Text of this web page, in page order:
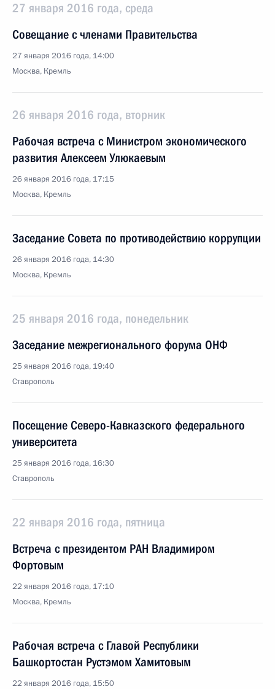
27 января 2016 года, среда
Совещание с членами Правительства
27 января 2016 года, 14:00
Москва, Кремль
26 января 2016 года, вторник
Рабочая встреча с Министром экономического
развития Алексеем Улюкаевым
26 января 2016 года, 17:15
Москва, Кремль
Заседание Совета по противодействию коррупции
26 января 2016 года, 14:30
Москва, Кремль
25 января 2016 года, понедельник
Заседание межрегионального форума ОНФ
25 января 2016 года, 19:40
Ставрополь
Посещение Северо-Кавказского федерального
университета
25 января 2016 года, 16:30
Ставрополь
22 января 2016 года, пятница
Встреча с президентом РАН Владимиром
Фортовым
22 января 2016 года, 17:10
Москва, Кремль
Рабочая встреча с Главой Республики
Башкортостан Рустэмом Хамитовым
22 января 2016 года, 15:50